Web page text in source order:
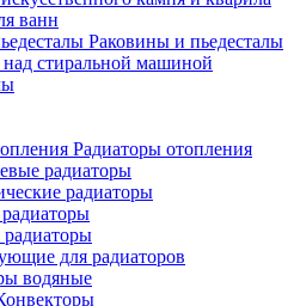
ванн
Раковины и пьедесталы
стиральной машиной
Радиаторы отопления
радиаторы
радиаторы
для радиаторов
водяные